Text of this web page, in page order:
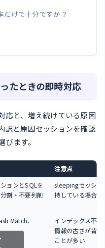
けで十分ですか？
たときの即時対応
応と、増え続けている原因
訳と原因セッションを確認
ます。
注意点
ョンとSQLを
割・不要列削
sleepingセッショ
持している場合も
Match、
インデックス不足
情報の古さが背景
ことが多い